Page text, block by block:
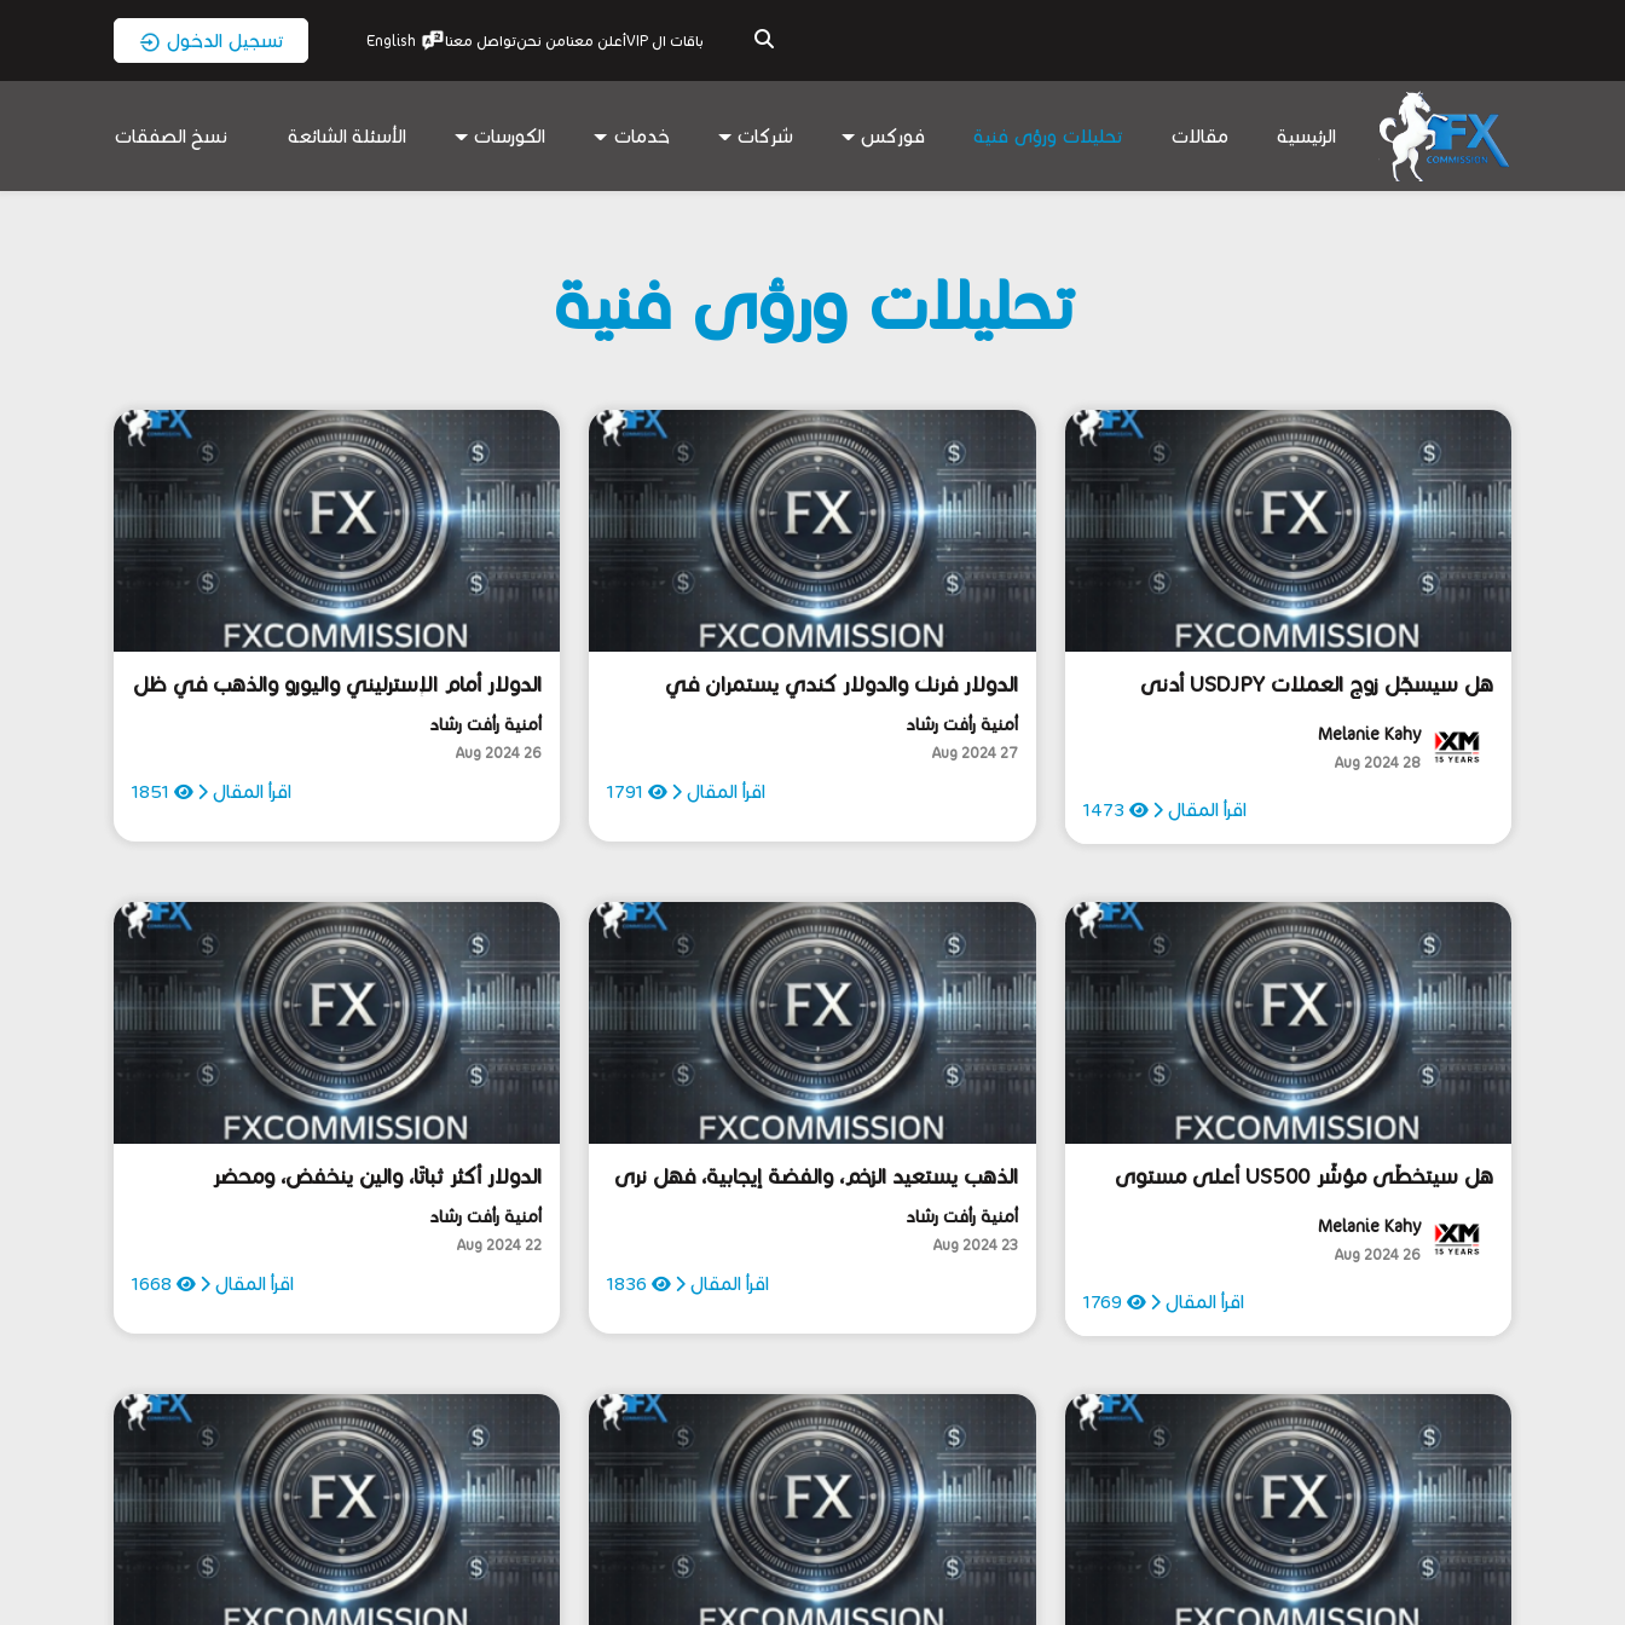
باقات ال VIP أعلن معنامن نحنتواصل معنا English تسجيل الدخول
الرئيسية مقالات تحليلات ورؤى فنية فوركس شركات خدمات الكورسات الأسئلة الشائعة نسخ الصفقات
تحليلات ورؤى فنية
هل سيسجّل زوج العملات USDJPY أدنى
Melanie Kahy
28 Aug 2024
اقرأ المقال
الدولار فرنك والدولار كندي يستمران في
السلبية، والاقتصاد الألماني ينكمش في الربع
الثاني..
أمنية رأفت رشاد
27 Aug 2024
اقرأ المقال 1791
الدولار أمام الإسترليني واليورو والذهب في ظل
احتمالات خفض الفائدة..
أمنية رأفت رشاد
26 Aug 2024
اقرأ المقال 1851
هل سيتخطّى مؤشّر US500 أعلى مستوى
يوليو؟
Melanie Kahy
26 Aug 2024
اقرأ المقال 1769
الذهب يستعيد الزخم، والفضة إيجابية، فهل نرى
مستهدفات جديدة في ظل ترقب جاكسون
هول؟!
أمنية رأفت رشاد
23 Aug 2024
اقرأ المقال 1836
الدولار أكثر ثباتًا، والين ينخفض، ومحضر
الفيدرالي يُظهر تأيدًا بالخفض في سبتمبر...
أمنية رأفت رشاد
22 Aug 2024
اقرأ المقال 1668